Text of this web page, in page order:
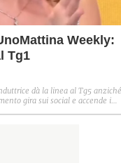
Weekly:
Tg1
dà la linea al Tg5 anziché
gira sui social e accende i